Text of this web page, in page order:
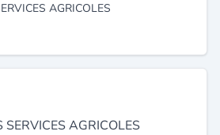
AGRICOLES
AGRICOLES